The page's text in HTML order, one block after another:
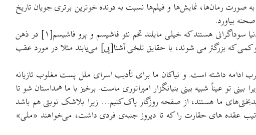
رمان‌ها، نمایش‌ها و فیلم‌ها نسبت به درنده خوترین برتری جویان تاریخ
بیاورد.
جوانان اروپایی دیگر هیچگاه این ننگ را نخواهند پذیرفت، اما اگر تسلط مجدد فاشیسم بر اروپا رویائی بیش نباشد، هنوز در اینطرف دنیا سوداگرانی هستند که خیلی مایلند تخم نئو فاشیسم و پرو فاشیسم[۱] در ذهن
کمی که بزرگتر می شوند، با حقایق تلخی آشنا[یی] می‌یابند مثلا در مورد عقب
ادامه داشته است. و نیاکان ما برای تأدیب اسرای ملل پست مغلوب تازیانه
عیناً شبیه بینی بنیانگزار امپراتوری ماست. برخیز با ما همداستان شو تا
ما هستند، از صفحه روزگار پاک کنیم… زیرا بلاشک نوبتی هم باشد
عقده های حقارت را که تا دیروز جنبه‌ی فردی داشت، می‌خواهند «ملی»